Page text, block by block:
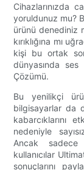
Cihazlarınızda
yoruldunuz mu?
ürünü denediniz
kırıklığına mı
kişi bu ortak
dünyasında
Çözümü.
Bu yenilikçi
bilgisayarlar da
kabarcıklarını
nedeniyle
Ancak
kullanıcılar
sonuçlarını